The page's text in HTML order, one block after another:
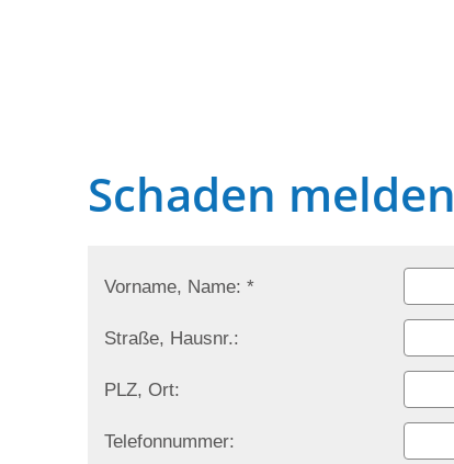
Schaden melden
Vorname, Name: *
Straße, Hausnr.:
PLZ, Ort:
Telefonnummer: